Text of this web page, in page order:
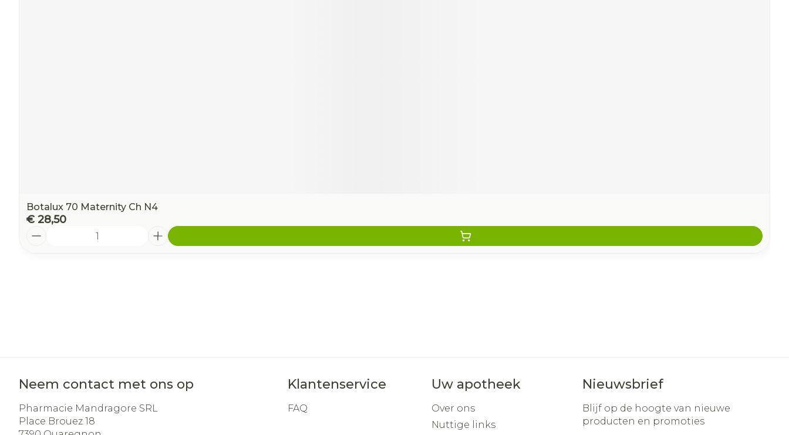
Botalux 70 Maternity Ch N4
€ 28,50
Neem contact met ons op
Pharmacie Mandragore SRL
Place Brouez 18
Klantenservice
FAQ
Uw apotheek
Over ons
Nuttige links
Nieuwsbrief
Blijf op de hoogte van nieuwe
producten en promoties